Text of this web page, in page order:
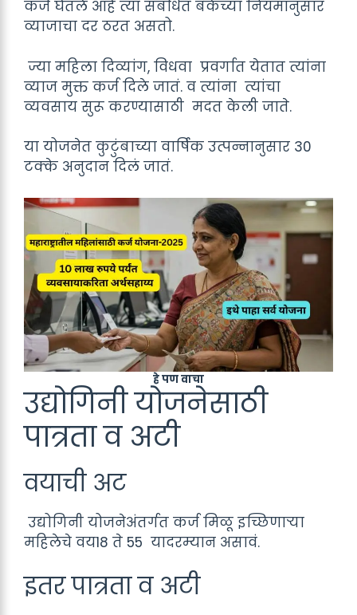
कर्ज घेतले आहे त्या संबंधित बँकेच्या नियमानुसार
व्याजाचा दर ठरत असतो.
ज्या महिला दिव्यांग, विधवा प्रवर्गात येतात त्यांना
व्याज मुक्त कर्ज दिले जातं. व त्यांना त्यांचा
व्यवसाय सुरू करण्यासाठी मदत केली जाते.
या योजनेत कुटुंबाच्या वार्षिक उत्पन्नानुसार 30
टक्के अनुदान दिलं जातं.
हे पण वाचा
उद्योगिनी योजनेसाठी
पात्रता व अटी
वयाची अट
उद्योगिनी योजनेअंतर्गत कर्ज मिळू इच्छिणाऱ्या
महिलेचे वय18 ते 55 यादरम्यान असावं.
इतर पात्रता व अटी